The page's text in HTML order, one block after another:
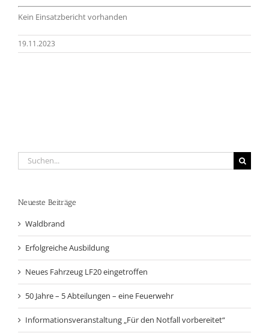
Kein Einsatzbericht vorhanden
19.11.2023
Suche
nach:
Neueste Beiträge
Waldbrand
Erfolgreiche Ausbildung
Neues Fahrzeug LF20 eingetroffen
50 Jahre – 5 Abteilungen – eine Feuerwehr
Informationsveranstaltung „Für den Notfall vorbereitet“